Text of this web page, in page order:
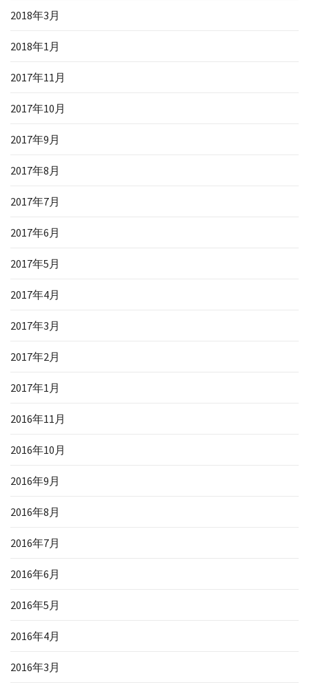
2018年3月
2018年1月
2017年11月
2017年10月
2017年9月
2017年8月
2017年7月
2017年6月
2017年5月
2017年4月
2017年3月
2017年2月
2017年1月
2016年11月
2016年10月
2016年9月
2016年8月
2016年7月
2016年6月
2016年5月
2016年4月
2016年3月